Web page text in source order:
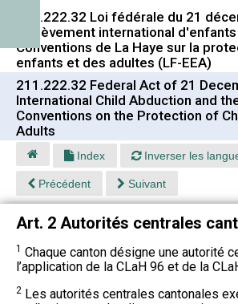
211.222.32 Loi fédérale du 21
l'enlèvement international
Conventions de La Haye sur la
enfants et des adultes (LF-EEA)
211.222.32 Federal Act of 21
International Child Abduction and
Conventions on the Protection of
Adults
Index Inverser les
Précédent Suivant
Art. 2 Autorités centrales
1 Chaque canton désigne une autorité
l’application de la CLaH 96 et de la
2 Les autorités centrales cantonales